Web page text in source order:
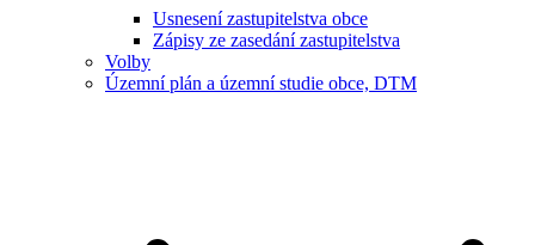
Usnesení zastupitelstva obce
Zápisy ze zasedání zastupitelstva
Volby
Územní plán a územní studie obce, DTM